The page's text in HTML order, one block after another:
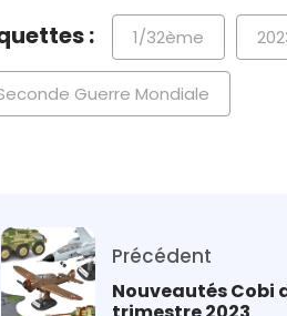
: 1/32ème
Guerre Mondiale
Précédent
Nouveautés Cobi